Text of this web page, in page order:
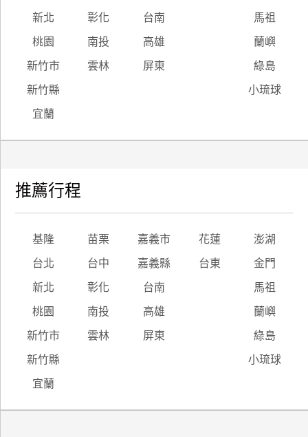
新北 彰化 台南 馬祖
桃園 南投 高雄 蘭嶼
新竹市 雲林 屏東 綠島
新竹縣 小琉球
宜蘭
推薦行程
基隆 苗栗 嘉義市 花蓮 澎湖
台北 台中 嘉義縣 台東 金門
新北 彰化 台南 馬祖
桃園 南投 高雄 蘭嶼
新竹市 雲林 屏東 綠島
新竹縣 小琉球
宜蘭